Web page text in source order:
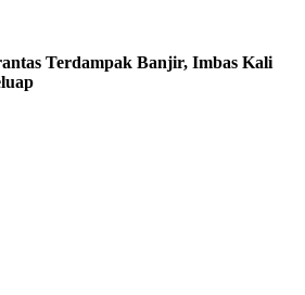
Terdampak Banjir, Imbas Kali